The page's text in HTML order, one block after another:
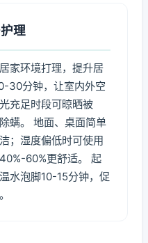
理
家环境打理，提升居
30分钟，让室内外空
充足时段可晾晒被
螨。 地面、桌面简单
；湿度偏低时可使用
60%更舒适。 起
水泡脚10-15分钟，促